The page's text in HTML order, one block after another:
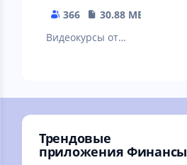
366
30.88 MB
Видеокурсы от
Трендовые
приложения Финансы